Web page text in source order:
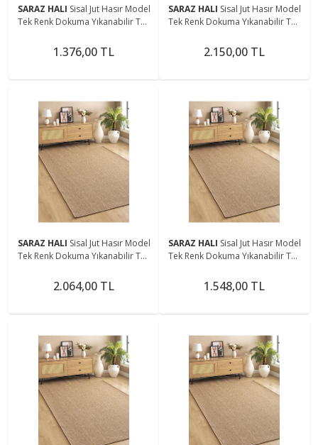
SARAZ HALI Sisal Jut Hasır Model
Tek Renk Dokuma Yıkanabilir Toz
1.376,00 TL
SARAZ HALI Sisal Jut Hasır Model
Tek Renk Dokuma Yıkanabilir Toz
2.150,00 TL
SARAZ HALI Sisal Jut Hasır Model
Tek Renk Dokuma Yıkanabilir Toz
2.064,00 TL
SARAZ HALI Sisal Jut Hasır Model
Tek Renk Dokuma Yıkanabilir Toz
1.548,00 TL